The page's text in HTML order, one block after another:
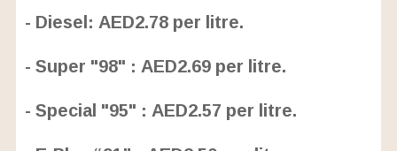
U
n
t
e
a
d
:
2
.
6
- Diesel: AED2.78 per litre.
- Super "98" : AED2.69 per litre.
- Special "95" : AED2.57 per litre.